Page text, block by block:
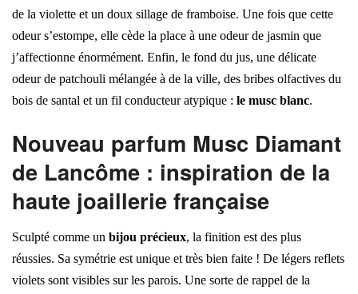
de la violette et un doux sillage de framboise. Une fois que cette
odeur s’estompe, elle cède la place à une odeur de jasmin que
j’affectionne énormément. Enfin, le fond du jus, une délicate
odeur de patchouli mélangée à de la ville, des bribes olfactives du
bois de santal et un fil conducteur atypique : le musc blanc.
Nouveau parfum Musc Diamant
de Lancôme : inspiration de la
haute joaillerie française
Sculpté comme un bijou précieux, la finition est des plus
réussies. Sa symétrie est unique et très bien faite ! De légers reflets
violets sont visibles sur les parois. Une sorte de rappel de la